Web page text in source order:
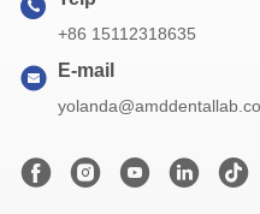
+86 15112318635
E-mail